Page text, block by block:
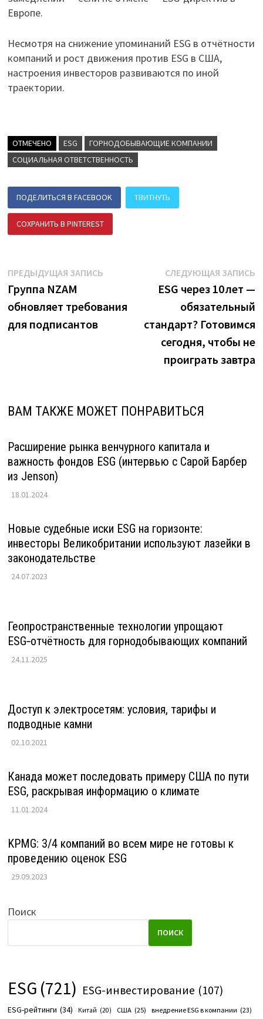
Европе.
Несмотря на снижение упоминаний ESG в отчётности
компаний и рост движения против ESG в США,
настроения инвесторов развиваются по иной
траектории.
ОТМЕЧЕНО ESG
ГОРНОДОБЫВАЮЩИЕ КОМПАНИИ
СОЦИАЛЬНАЯ ОТВЕТСТВЕННОСТЬ
ПОДЕЛИТЬСЯ В FACEBOOK ТВИТНУТЬ
СОХРАНИТЬ В PINTEREST
Навигация
по
записям
ПРЕДЫДУЩАЯ ЗАПИСЬПредыдущая
Группа NZAM
обновляет требования
для подписантов
СЛЕДУЮЩАЯ ЗАПИСЬ
ESG через 10 лет —
обязательный
стандарт? Готовимся
сегодня, чтобы не
проиграть завтра
ВАМ ТАКЖЕ МОЖЕТ ПОНРАВИТЬСЯ
Расширение рынка венчурного капитала и
важность фондов ESG (интервью с Сарой Барбер
из Jenson)
18.01.2024
Новые судебные иски ESG на горизонте:
инвесторы Великобритании используют лазейки в
законодательстве
24.07.2023
Геопространственные технологии упрощают
ESG‑отчётность для горнодобывающих компаний
24.11.2025
Доступ к электросетям: условия, тарифы и
подводные камни
02.10.2021
Канада может последовать примеру США по пути
ESG, раскрывая информацию о климате
11.01.2024
KPMG: 3/4 компаний во всем мире не готовы к
проведению оценок ESG
29.09.2023
Поиск
ПОИСК
ESG (721) ESG-инвестирование (107)
ESG-рейтинги (34) Китай (20) США (25) внедрение ESG в компании (23)